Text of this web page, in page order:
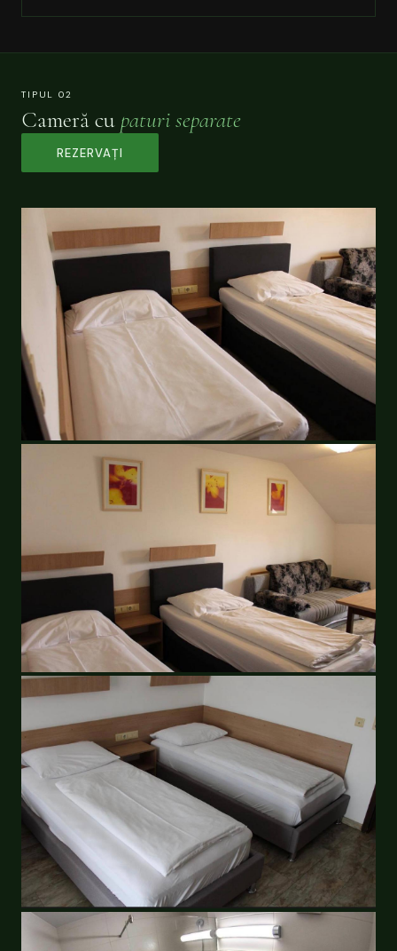
TIPUL 02
Cameră cu paturi separate
REZERVAȚI